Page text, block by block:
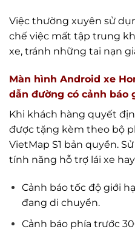
Việc thường xuyên sử
chế việc mất tập trung
xe, tránh những tai nạn
Màn hình Android xe
dẫn đường có cảnh báo
Khi khách hàng quyết
được tặng kèm theo bộ
VietMap S1 bản quyền.
tính năng hỗ trợ lái xe
Cảnh báo tốc độ giới
đang di chuyển.
Cảnh báo phía trước